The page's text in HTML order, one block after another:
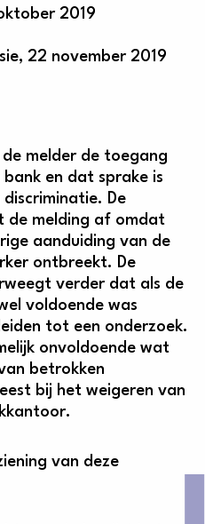
2019
22 november 2019
melder de toegang
en dat sprake is
De
de melding af omdat
aanduiding van de
ontbreekt. De
verder dat als de
voldoende was
tot een onderzoek.
onvoldoende wat
betrokken
bij het weigeren van
van deze